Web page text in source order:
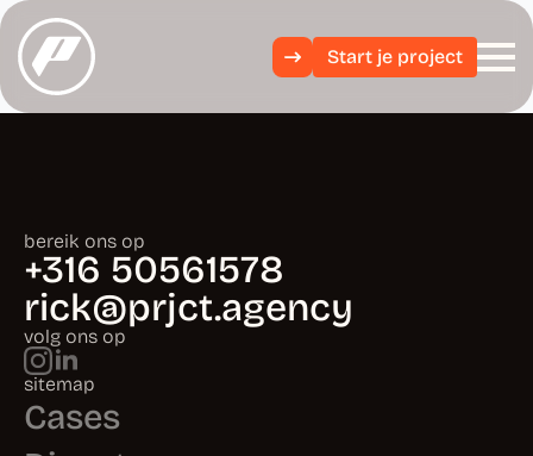
Start je project
bereik ons op
+316 50561578
rick@prjct.agency
volg ons op
sitemap
Cases